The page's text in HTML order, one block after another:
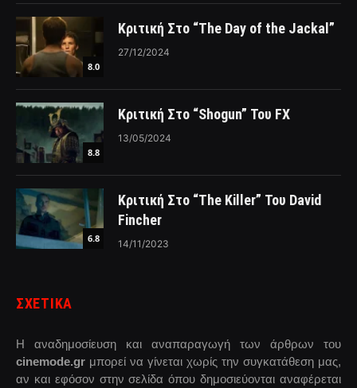
8.0
Κριτική Στο “The Day of the Jackal”
27/12/2024
8.8
Κριτική Στο “Shogun” Του FX
13/05/2024
6.8
Κριτική Στο “The Killer” Του David
Fincher
14/11/2023
ΣΧΕΤΙΚΑ
Η αναδημοσίευση και αναπαραγωγή των άρθρων του
cinemode.gr μπορεί να γίνεται χωρίς την συγκατάθεση μας,
αν και εφόσον στην σελίδα όπου δημοσιεύονται αναφέρεται